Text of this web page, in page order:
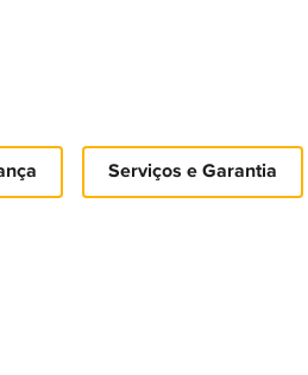
Serviços e Garantia